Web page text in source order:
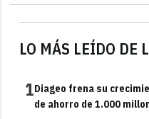
LO MÁS LEÍDO DE
1Diageo frena su
de ahorro de 1.000